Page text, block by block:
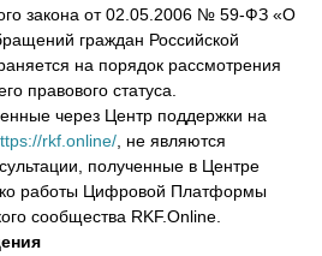
закона от 02.05.2006 № 59-ФЗ «О
граждан Российской
на порядок рассмотрения
правового статуса.
через Центр поддержки на
rkf.online/ , не являются
полученные в Центре
работы Цифровой Платформы
сообщества RKF.Online.